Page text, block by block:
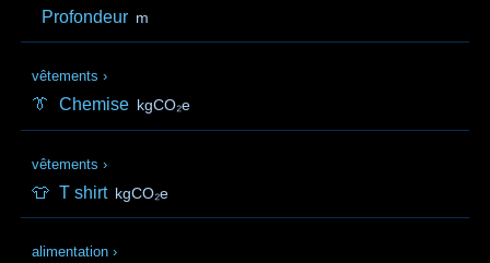
Profondeur m
vêtements ›
👔 Chemise kgCO₂e
vêtements ›
👕 T shirt kgCO₂e
alimentation ›